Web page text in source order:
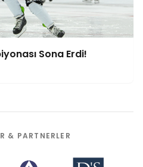
Sona Erdi!
& PARTNERLER